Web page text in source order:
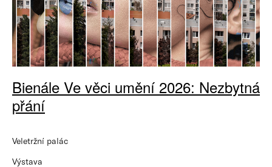
Bienále Ve věci umění 2026: Nezbytná
přání
Veletržní palác
Výstava